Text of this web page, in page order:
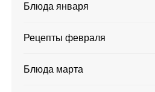
Блюда января
Рецепты февраля
Блюда марта